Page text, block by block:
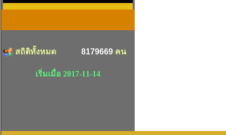
สถิติทั้งหมด 8179669 คน
เริ่มเมื่อ 2017-11-14